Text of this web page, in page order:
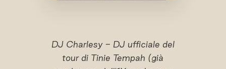
DJ Charlesy - DJ ufficiale del
tour di Tinie Tempah (già